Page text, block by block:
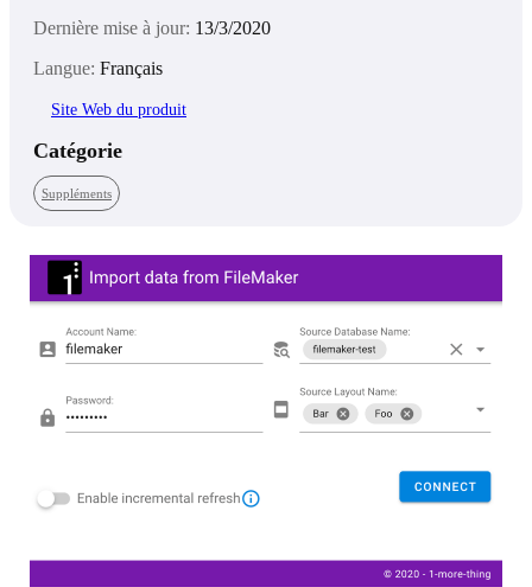
Dernière mise à jour: 13/3/2020
Langue: Français
Site Web du produit
Catégorie
Suppléments